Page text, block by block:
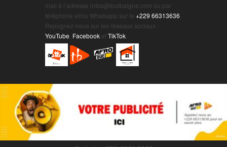
mail à l’adresse infos@toutbaigne.com ou par
téléphone et/ou Whatsapp sur le +229 66313636
Rejoignez-nous sur les réseaux sociaux :
YouTube Facebook etTikTok